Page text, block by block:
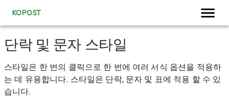
KOPOST
단락 및 문자 스타일
스타일은 한 번의 클릭으로 한 번에 여러 서식 옵션을 적용하
는 데 유용합니다. 스타일은 단락, 문자 및 표에 적용 할 수 있
습니다.